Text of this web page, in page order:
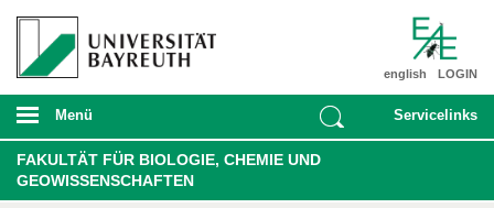
LOGIN
english
Menü Servicelinks
FAKULTÄT FÜR BIOLOGIE, CHEMIE UND
GEOWISSENSCHAFTEN